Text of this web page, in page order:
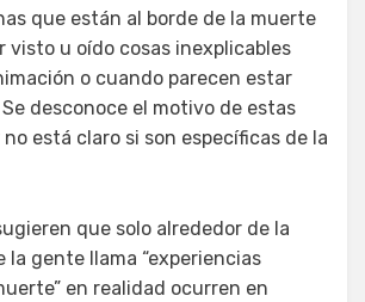
que están al borde de la muerte
visto u oído cosas inexplicables
o cuando parecen estar
desconoce el motivo de estas
está claro si son específicas de la
que solo alrededor de la
la gente llama “experiencias
en realidad ocurren en